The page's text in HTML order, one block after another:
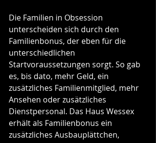
Die Familien in Obsession
unterscheiden sich durch den
Familienbonus, der eben für die
unterschiedlichen
Startvoraussetzungen sorgt. So gab
es, bis dato, mehr Geld, ein
zusätzliches Familienmitglied, mehr
Ansehen oder zusätzliches
Dienstpersonal. Das Haus Wessex
erhält als Familienbonus ein
zusätzliches Ausbauplättchen,